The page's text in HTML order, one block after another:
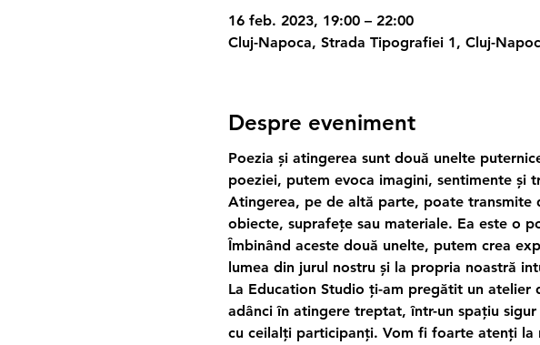
16 feb. 2023, 19:00 – 22:00
Cluj-Napoca, Strada Tipografiei 1, Cluj-
Despre eveniment
Poezia și atingerea sunt două unelte
poeziei, putem evoca imagini, sentimente și
Atingerea, pe de altă parte, poate
obiecte, suprafețe sau materiale. Ea este o
Îmbinând aceste două unelte, putem crea
lumea din jurul nostru și la propria noastră
La Education Studio ți-am pregătit un
adânci în atingere treptat, într-un spațiu
cu ceilalți participanți. Vom fi foarte atenți la